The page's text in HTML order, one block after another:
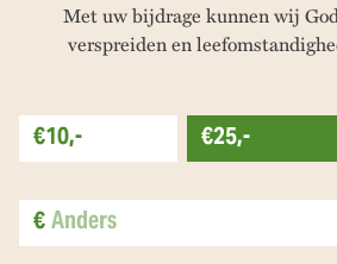
Met uw bijdrage kunnen wij
verspreiden en
€10,- €25,-
€